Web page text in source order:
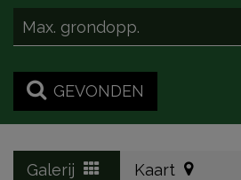
GEVONDEN
Galerij Kaart